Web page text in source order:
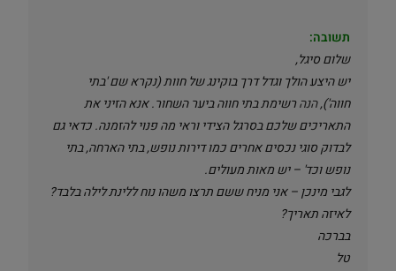
תשובה:
שלום סיגל,
יש היצע הולך וגדל דרך בוקינג של חוות (נקרא שם 'בתי
חווה'),הנהרשימת בתי חווה ביער השחור. אנא הזיני את
התאריכים שלכם בסרגל הצידי וראי מה פנוי להזמנה. כדאי גם
לבדוק סוגי נכסים אחרים כמו דירות נופש, בתי הארחה, בתי
נופש וכד' – יש מאות מעולים.
לגבי מינכן – אני מניח ששם תרצו משהו נוח ללינת לילה בלבד?
לאיזה תאריך?
בברכה
טל